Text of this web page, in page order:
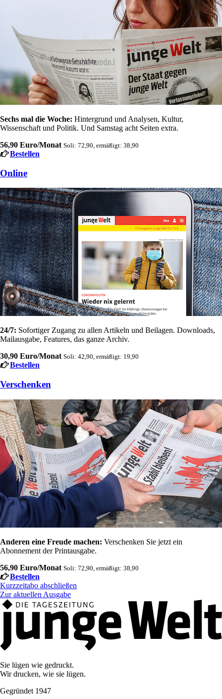
Sechs mal die Woche: Hintergrund und Analysen, Kultur,
Wissenschaft und Politik. Und Samstag acht Seiten extra.
56,90 Euro/Monat Soli: 72,90, ermäßigt: 38,90
Bestellen
Online
24/7: Sofortiger Zugang zu allen Artikeln und Beilagen. Downloads,
Mailausgabe, Features, das ganze Archiv.
30,90 Euro/Monat Soli: 42,90, ermäßigt: 19,90
Bestellen
Verschenken
Anderen eine Freude machen: Verschenken Sie jetzt ein
Abonnement der Printausgabe.
56,90 Euro/Monat Soli: 72,90, ermäßigt: 38,90
Bestellen
Kurzzeitabo abschließen
Zur aktuellen Ausgabe
Sie lügen wie gedruckt.
Wir drucken, wie sie lügen.
Gegründet 1947